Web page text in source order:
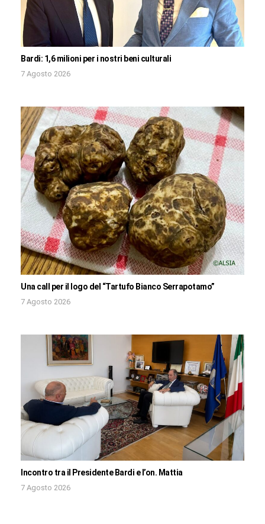
Bardi: 1,6 milioni per i nostri beni culturali
7 Agosto 2026
Una call per il logo del “Tartufo Bianco Serrapotamo”
7 Agosto 2026
Incontro tra il Presidente Bardi e l’on. Mattia
7 Agosto 2026